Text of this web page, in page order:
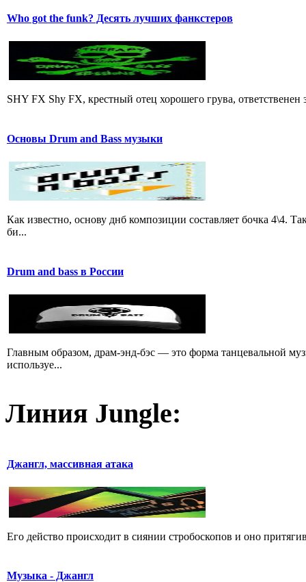
Who got the funk? Десять лучших фанкстеров
SHY FX Shy FX, крестный отец хорошего грува,
Основы Drum and Bass музыки
Как известно, основу днб композиции составляет бочка 4\4.
би...
Drum and bass в России
Главным образом, драм-энд-бэс — это форма танцевальной
используе...
Линия Jungle:
Джангл, массивная атака
Его действо пpоисходит в сиянии стpобоскопов и оно
Музыка - Джангл